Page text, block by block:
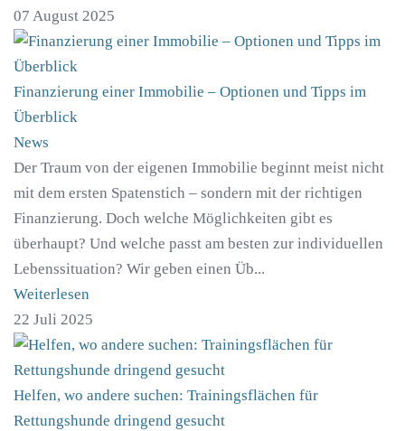
07 August 2025
Finanzierung einer Immobilie – Optionen und Tipps im
Überblick
News
Der Traum von der eigenen Immobilie beginnt meist nicht
mit dem ersten Spatenstich – sondern mit der richtigen
Finanzierung. Doch welche Möglichkeiten gibt es
überhaupt? Und welche passt am besten zur individuellen
Lebenssituation? Wir geben einen Üb...
Weiterlesen
22 Juli 2025
Helfen, wo andere suchen: Trainingsflächen für
Rettungshunde dringend gesucht